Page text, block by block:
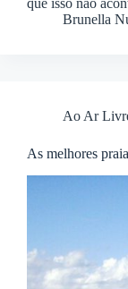
que isso não
Brunella
Ao Ar
As melhores